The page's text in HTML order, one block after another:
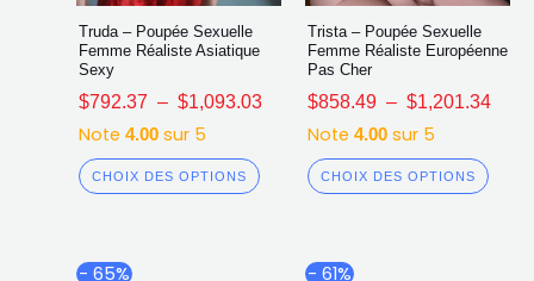
Truda – Poupée Sexuelle
Femme Réaliste Asiatique
Sexy
$792.37 – $1,093.03
Note 4.00sur 5
CHOIX DES OPTIONS
Trista – Poupée Sexuelle
Femme Réaliste Européenne
Pas Cher
$858.49 – $1,201.34
Note 4.00sur 5
CHOIX DES OPTIONS
- 65%
Plage- 61%